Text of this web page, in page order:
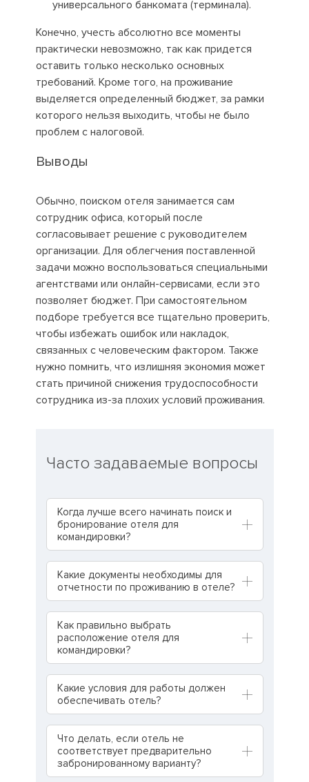
универсального банкомата (терминала).
Конечно, учесть абсолютно все моменты
практически невозможно, так как придется
оставить только несколько основных
требований. Кроме того, на проживание
выделяется определенный бюджет, за рамки
которого нельзя выходить, чтобы не было
проблем с налоговой.
Выводы
Обычно, поиском отеля занимается сам
сотрудник офиса, который после
согласовывает решение с руководителем
организации. Для облегчения поставленной
задачи можно воспользоваться специальными
агентствами или онлайн-сервисами, если это
позволяет бюджет. При самостоятельном
подборе требуется все тщательно проверить,
чтобы избежать ошибок или накладок,
связанных с человеческим фактором. Также
нужно помнить, что излишняя экономия может
стать причиной снижения трудоспособности
сотрудника из-за плохих условий проживания.
Часто задаваемые вопросы
Когда лучше всего начинать поиск и
бронирование отеля для
командировки?
Какие документы необходимы для
отчетности по проживанию в отеле?
Как правильно выбрать
расположение отеля для
командировки?
Какие условия для работы должен
обеспечивать отель?
Что делать, если отель не
соответствует предварительно
забронированному варианту?